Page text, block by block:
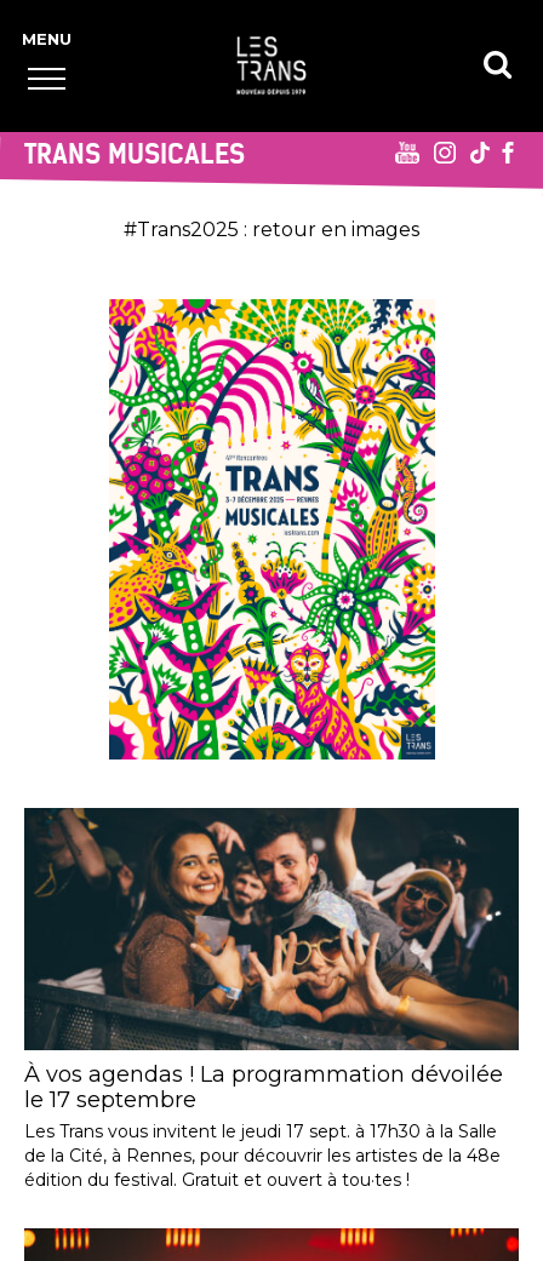
TRANS MUSICALES
#Trans2025 : retour en images
À vos agendas ! La programmation dévoilée
le 17 septembre
Les Trans vous invitent le jeudi 17 sept. à 17h30 à la Salle
de la Cité, à Rennes, pour découvrir les artistes de la 48e
édition du festival. Gratuit et ouvert à tou·tes !